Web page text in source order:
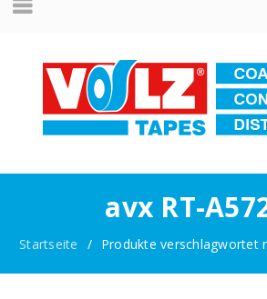
avx RT-
Startseite / Produkte verschlagwortet